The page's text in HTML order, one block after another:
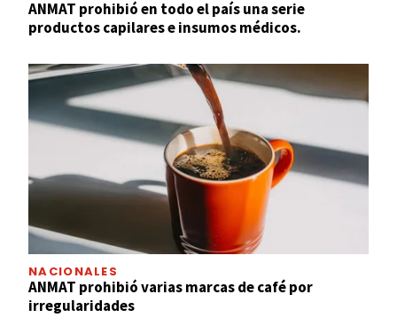
ANMAT prohibió en todo el país una serie
productos capilares e insumos médicos.
NACIONALES
ANMAT prohibió varias marcas de café por
irregularidades